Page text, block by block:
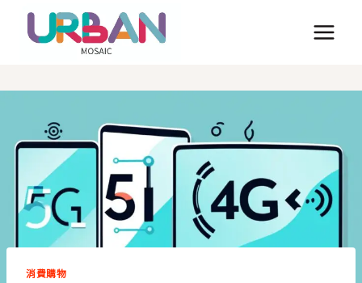
消費購物